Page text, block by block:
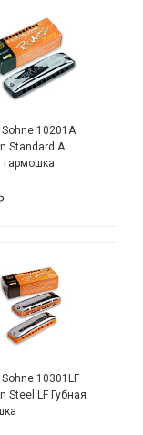
10201A
Standard A
гармошка
10301LF
Steel LF Губная